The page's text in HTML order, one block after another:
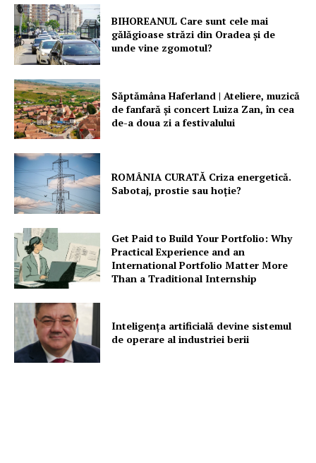
Proiecte editoriale
Rețea
Contact
BIHOREANUL Care sunt cele mai
gălăgioase străzi din Oradea și de
unde vine zgomotul?
Săptămâna Haferland | Ateliere, muzică
de fanfară şi concert Luiza Zan, în cea
de-a doua zi a festivalului
ROMÂNIA CURATĂ Criza energetică.
Sabotaj, prostie sau hoție?
Get Paid to Build Your Portfolio: Why
Practical Experience and an
International Portfolio Matter More
Than a Traditional Internship
Inteligența artificială devine sistemul
de operare al industriei berii